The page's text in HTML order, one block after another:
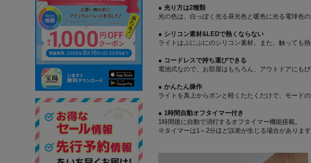
● 光り方は2種類
光の色は、白っぽく光る昼光色と暖色に光る電球色の
● シリコン素材&LEDで熱くならない
ライトはぷにぷにのシリコン素材。また、触っても
● コードレスで持ち運びできる
電池式なので、お部屋はもちろん、アウトドアにもぴ
● かんたん操作
ライトを真上からポンと軽くたたくだけで、モードの
● 1時間自動オフタイマー付き
1時間後に自動で消灯するオフタイマー機能搭載。
※タイマーは1～2分ほど誤差が生じる場合があります